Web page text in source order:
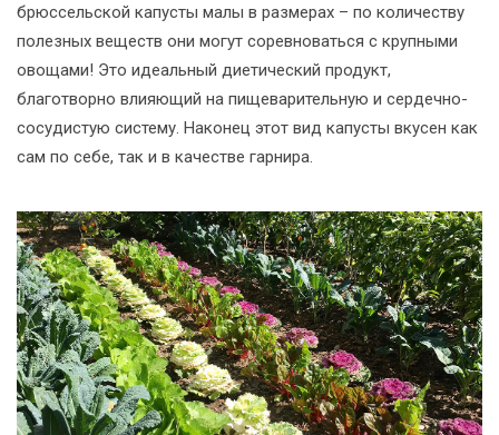
брюссельской капусты малы в размерах – по количеству
полезных веществ они могут соревноваться с крупными
овощами! Это идеальный диетический продукт,
благотворно влияющий на пищеварительную и сердечно-
сосудистую систему. Наконец этот вид капусты вкусен как
сам по себе, так и в качестве гарнира.